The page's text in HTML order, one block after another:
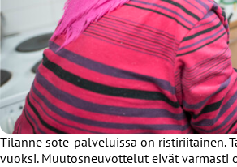
Tilanne sote-palveluissa on ristiriitainen.
vuoksi. Muutosneuvottelut eivät varmasti